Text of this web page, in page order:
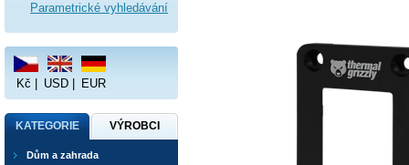
Parametrické vyhledávání
Kč USD EUR
KATEGORIE VÝROBCI
Dům a zahrada